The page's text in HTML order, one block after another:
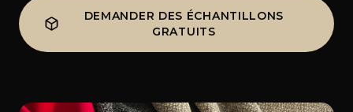
DEMANDER DES ÉCHANTILLONS
GRATUITS